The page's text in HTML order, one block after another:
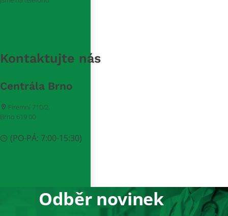
Kontaktujte nás
Centrála Brno
Firemní 710/2,
Brno 619 00
(PO-PÁ: 7:00-15:30)
Odběr novinek